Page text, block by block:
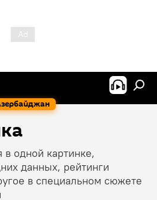
одной картинке,
данных, рейтинги
в специальном сюжете